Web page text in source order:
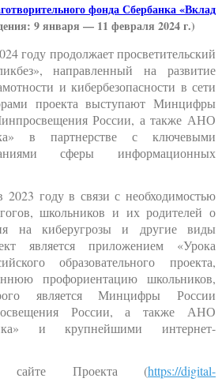
фонда Сбербанка «Вклад
9 января — 11 февраля 2024 г.)
году продолжает просветительский
направленный на развитие
и кибербезопасности в сети
проекта выступают Минцифры
России, а также АНО
в партнерстве с ключевыми
сферы информационных
году в связи с необходимостью
школьников и их родителей о
на киберугрозы и другие виды
является приложением «Урока
образовательного проекта,
профориентацию школьников,
является Минцифры России
России, а также АНО
и крупнейшими интернет-
сайте Проекта (https://digital-